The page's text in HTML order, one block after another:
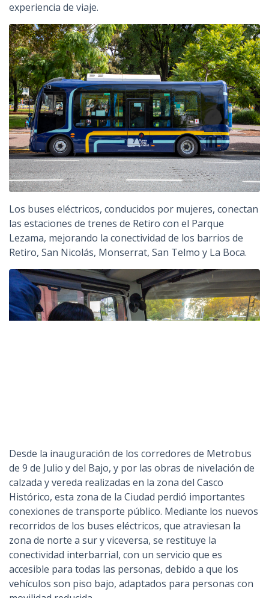
experiencia de viaje.
Los buses eléctricos, conducidos por mujeres, conectan
las estaciones de trenes de Retiro con el Parque
Lezama, mejorando la conectividad de los barrios de
Retiro, San Nicolás, Monserrat, San Telmo y La Boca.
Desde la inauguración de los corredores de Metrobus
de 9 de Julio y del Bajo, y por las obras de nivelación de
calzada y vereda realizadas en la zona del Casco
Histórico, esta zona de la Ciudad perdió importantes
conexiones de transporte público. Mediante los nuevos
recorridos de los buses eléctricos, que atraviesan la
zona de norte a sur y viceversa, se restituye la
conectividad interbarrial, con un servicio que es
accesible para todas las personas, debido a que los
vehículos son piso bajo, adaptados para personas con